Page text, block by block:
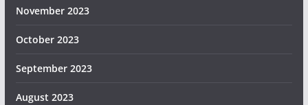
November 2023
October 2023
September 2023
August 2023